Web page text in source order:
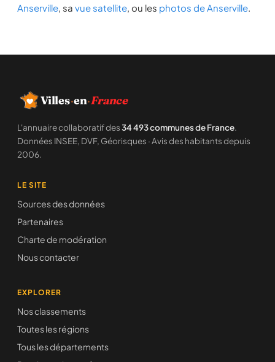
Anserville, sa vue satellite, ou les photos de Anserville.
Villes·en·France
L'annuaire collaboratif des34 493 communes de France.
Données INSEE, DVF, Géorisques · Avis des habitants depuis
2006.
LE SITE
Sources des données
Partenaires
Charte de modération
Nous contacter
EXPLORER
Nos classements
Toutes les régions
Tous les départements